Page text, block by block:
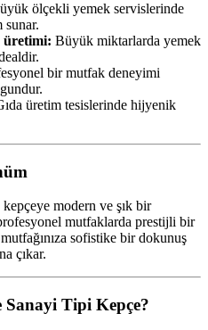
ölçekli yemek servislerinde
sunar.
üretimi: Büyük miktarlarda yemek
bir mutfak deneyimi
üretim tesislerinde hijyenik
modern ve şık bir
mutfaklarda prestijli bir
sofistike bir dokunuş
çıkar.
Tipi Kepçe?